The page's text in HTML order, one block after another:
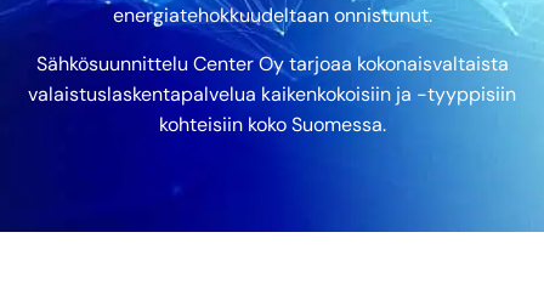
energiatehokkuudeltaan onnistunut.
Sähkösuunnittelu Center Oy tarjoaa kokonaisvaltaista
valaistuslaskentapalvelua kaikenkokoisiin ja -tyyppisiin
kohteisiin koko Suomessa.